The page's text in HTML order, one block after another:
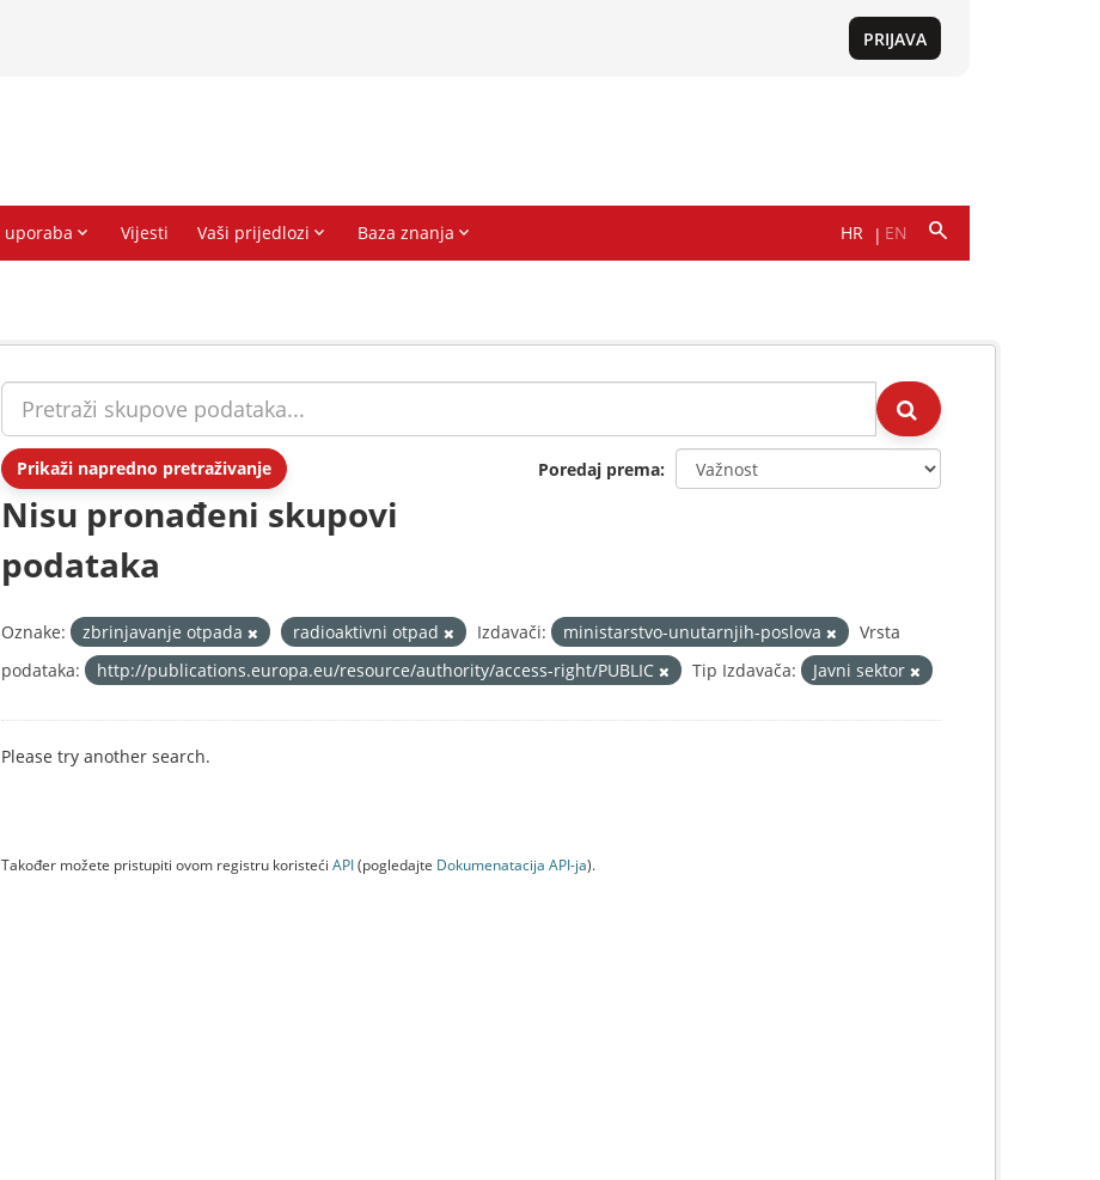
Prikaži napredno pretraživanje Poredaj prema
Nisu pronađeni skupovi
podataka
Oznake: zbrinjavanje otpada radioaktivni otpad Izdavači: ministarstvo-unutarnjih-poslova
Vrsta
podataka:
http://publications.europa.eu/resource/authority/access-right/PUBLIC Tip Izdavača: Javni sektor
Please try another search.
Također možete pristupiti ovom registru koristeći API(pogledajte Dokumenаtаcijа API-jа).